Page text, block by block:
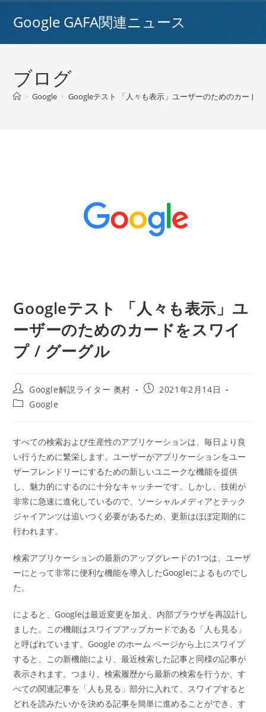
Google GAFA関連ニュース
ブログ
> Google > Googleテスト 「人々も表示」ユーザーのためのカード
Googleテスト 「人々も表示」ユ
ーザーのためのカードをスワイ
プ / グーグル
投
稿
者:
Google解説ライター 奥村
投
2021年2月14日
投
テ
ゴ
リ
ー:
Google
すべての検索および生産性のアプリケーションは、毎日より良
い行うために繁栄します。ユーザーがアプリケーションをユー
ザーフレンドリーにするための新しいユニークな機能を提供
し、魅力的にするのに十分なキャッチーです。しかし、技術が
非常に急速に進化しているので、ソーシャルメディアとテック
ジャイアンツは追いつく必要があるため、更新はほぼ定期的に
行われます。
検索アプリケーションの最新のアップグレードの1つは、ユーザ
ーにとって非常に便利な機能を導入したGoogleによるものでし
た。
によると、Googleは最近変更を加え、内部ブラウザを再設計し
ました。この機能はスワイプアップカードである「人も見る」
と呼ばれています。Google のホーム ページから上にスワイプ
すると、この新機能により、最近検索した記事と同様の記事が
表示されます。つまり、検索履歴から最新の検索を行うか、す
べての関連記事を「人も見る」部分に入れて、スワイプすると
どれを読みたいかを決める記事を簡単に進めることができ、す